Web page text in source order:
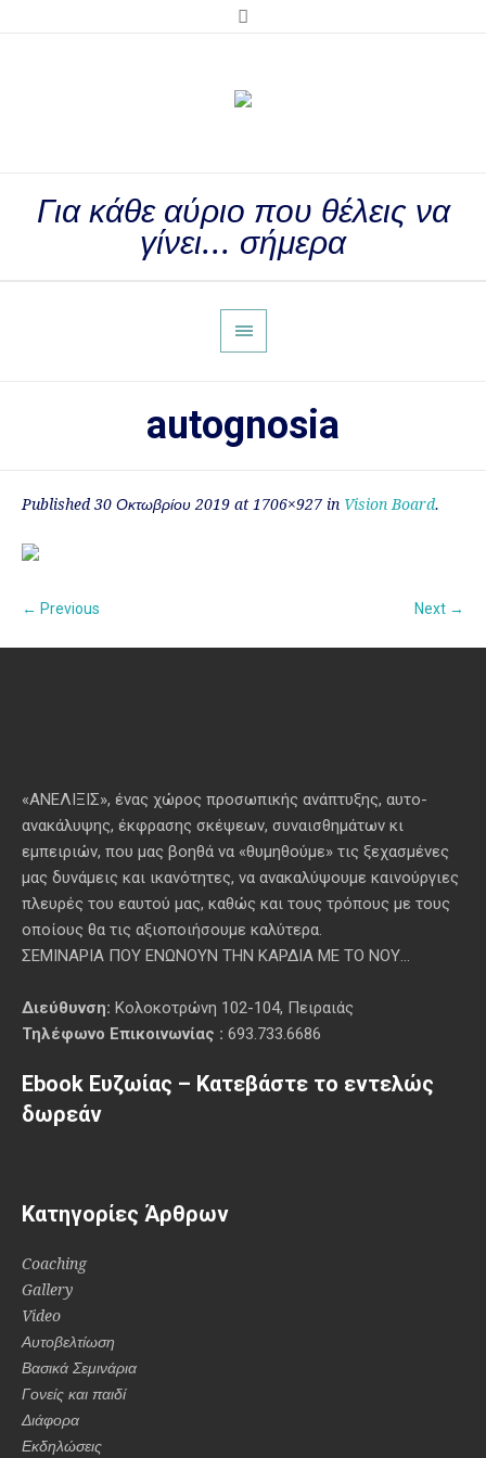
Για κάθε αύριο που θέλεις να
γίνει... σήμερα
autognosia
Published 30 Οκτωβρίου 2019 at 1706×927 in Vision Board.
← Previous Next →
«ΑΝΕΛΙΞΙΣ», ένας χώρος προσωπικής ανάπτυξης, αυτo-
ανακάλυψης, έκφρασης σκέψεων, συναισθημάτων κι
εμπειριών, που μας βοηθά να «θυμηθούμε» τις ξεχασμένες
μας δυνάμεις και ικανότητες, να ανακαλύψουμε καινούργιες
πλευρές του εαυτού μας, καθώς και τους τρόπους με τους
οποίους θα τις αξιοποιήσουμε καλύτερα.
ΣΕΜΙΝΑΡΙΑ ΠΟΥ ΕΝΩΝΟΥΝ ΤΗΝ ΚΑΡΔΙΑ ΜΕ ΤΟ ΝΟΥ...
Διεύθυνση:Κολοκοτρώνη 102-104, Πειραιάς
Τηλέφωνο Επικοινωνίας : 693.733.6686
Ebook Ευζωίας – Κατεβάστε το εντελώς
δωρεάν
Κατηγορίες Άρθρων
Coaching
Gallery
Video
Αυτοβελτίωση
Βασικά Σεμινάρια
Γονείς και παιδί
Διάφορα
Εκδηλώσεις